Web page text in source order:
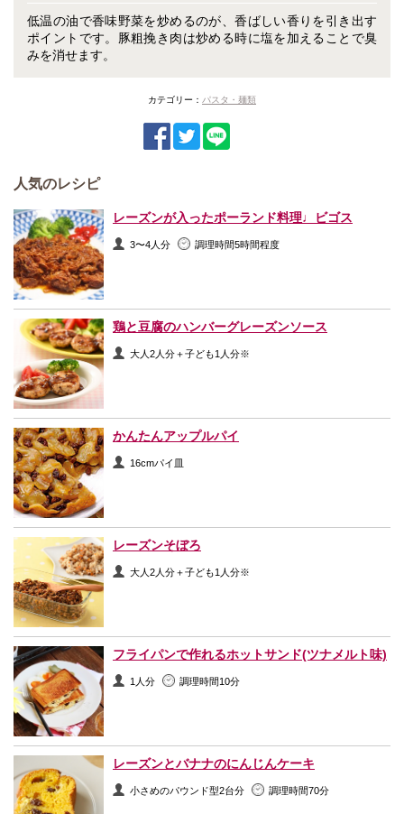
低温の油で香味野菜を炒めるのが、香ばしい香りを引き出す
ポイントです。豚粗挽き肉は炒める時に塩を加えることで臭
みを消せます。
カテゴリー： パスタ・麺類
人気のレシピ
レーズンが入ったポーランド料理♩ビゴス
3〜4人分 調理時間5時間程度
鶏と豆腐のハンバーグレーズンソース
大人2人分＋子ども1人分※
かんたんアップルパイ
16cmパイ皿
レーズンそぼろ
大人2人分＋子ども1人分※
フライパンで作れるホットサンド(ツナメルト味)
1人分 調理時間10分
レーズンとバナナのにんじんケーキ
小さめのパウンド型2台分 調理時間70分